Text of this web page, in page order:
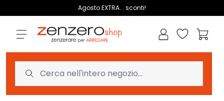
Agosto EXTRA... sconti!
Lista dei